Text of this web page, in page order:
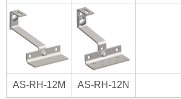
AS-RH-12M AS-RH-12N